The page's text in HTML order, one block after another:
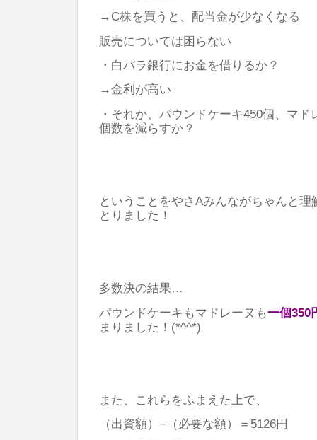
→C株を買うと、配当金が少なくなる
販売については困らない
・白バラ銀行にお金を借りるか？
→金利が高い
・それか、パウンドケーキ450個、マ
個数を減らすか？
ということをやさAみんながちゃんと
とりました！
多数決の結果…
パウンドケーキもマドレーヌも一個350
まりました！(*^^*)
また、これらをふまえた上で、
（出資額）−（必要な額）＝5126円